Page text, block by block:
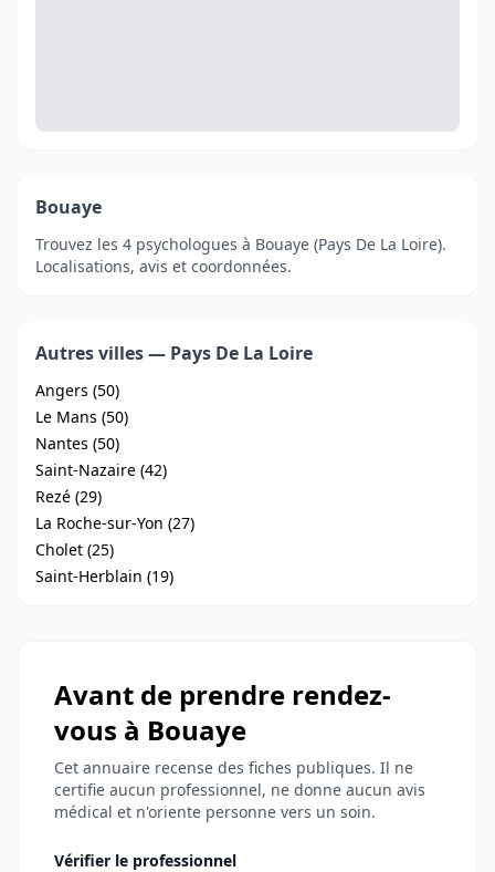
Bouaye
Trouvez les 4 psychologues à Bouaye (Pays De La Loire).
Localisations, avis et coordonnées.
Autres villes — Pays De La Loire
Angers (50)
Le Mans (50)
Nantes (50)
Saint-Nazaire (42)
Rezé (29)
La Roche-sur-Yon (27)
Cholet (25)
Saint-Herblain (19)
Avant de prendre rendez-
vous à Bouaye
Cet annuaire recense des fiches publiques. Il ne
certifie aucun professionnel, ne donne aucun avis
médical et n'oriente personne vers un soin.
Vérifier le professionnel